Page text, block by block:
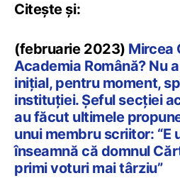
Citește și:
(februarie 2023) Mircea
Academia Română? Nu
inițial, pentru moment,
instituției. Șeful secției
au făcut ultimele
unui membru scriitor: “E
înseamnă că domnul
primi voturi mai târziu”